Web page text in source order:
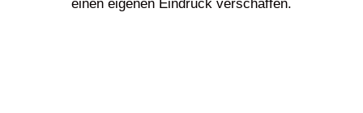
einen eigenen Eindruck verschaffen.